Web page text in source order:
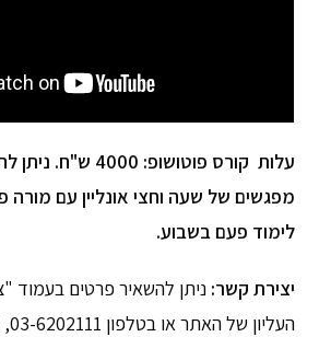
עלות קורס פוטושופ:
לימוד פעם בשבוע.
יצירת קשר: ניתן להשאיר פרטים בעמוד